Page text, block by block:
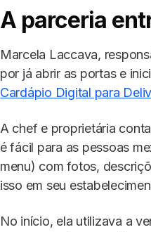
A parceria
Marcela Laccava,
por já abrir as portas e
Cardápio Digital para
A chef e proprietária
é fácil para as pessoas
menu) com fotos,
isso em seu
No início, ela utilizava a